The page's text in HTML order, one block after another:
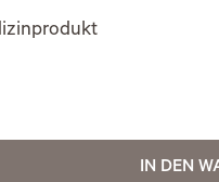
IN DEN